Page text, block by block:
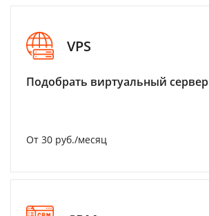
VPS
Подобрать виртуальный сервер
От 30 руб./месяц